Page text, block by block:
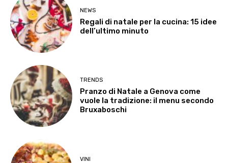
NEWS
Regali di natale per la cucina: 15 idee
dell’ultimo minuto
TRENDS
Pranzo di Natale a Genova come
vuole la tradizione: il menu secondo
Bruxaboschi
VINI